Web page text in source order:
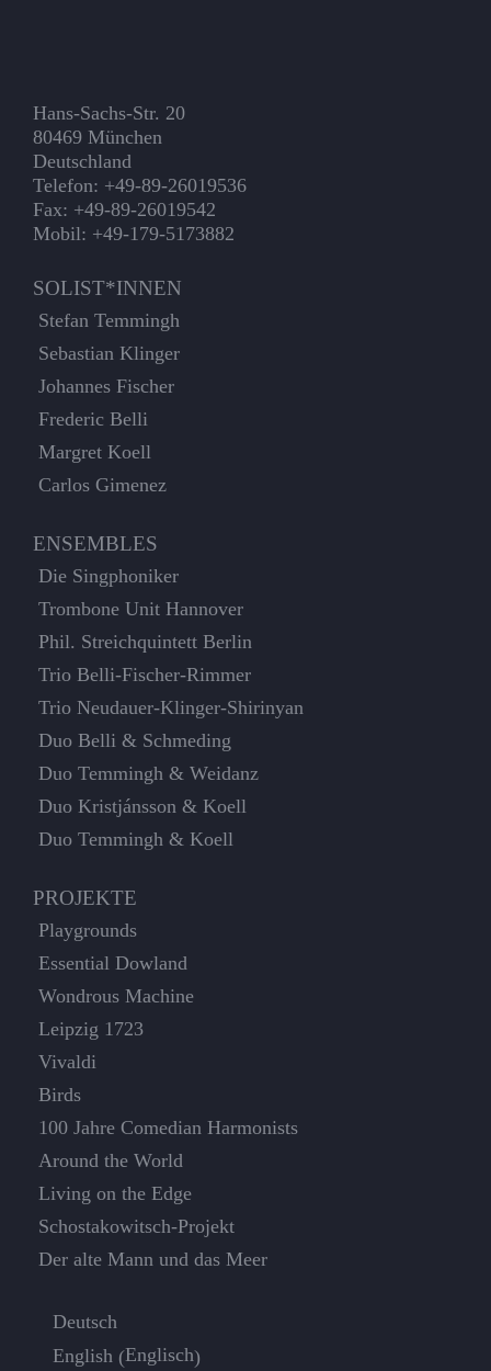
Hans-Sachs-Str. 20
80469 München
Deutschland
Telefon: +49-89-26019536
Fax: +49-89-26019542
Mobil: +49-179-5173882
SOLIST*INNEN
Stefan Temmingh
Sebastian Klinger
Johannes Fischer
Frederic Belli
Margret Koell
Carlos Gimenez
ENSEMBLES
Die Singphoniker
Trombone Unit Hannover
Phil. Streichquintett Berlin
Trio Belli-Fischer-Rimmer
Trio Neudauer-Klinger-Shirinyan
Duo Belli & Schmeding
Duo Temmingh & Weidanz
Duo Kristjánsson & Koell
Duo Temmingh & Koell
PROJEKTE
Playgrounds
Essential Dowland
Wondrous Machine
Leipzig 1723
Vivaldi
Birds
100 Jahre Comedian Harmonists
Around the World
Living on the Edge
Schostakowitsch-Projekt
Der alte Mann und das Meer
Deutsch
English (Englisch)